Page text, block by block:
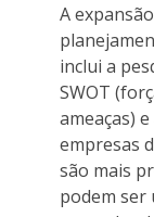
A
inclui a
SWOT
ameaças)
empresas
são mais
podem ser